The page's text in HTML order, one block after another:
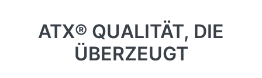
ATX® QUALITÄT, DIE
ÜBERZEUGT